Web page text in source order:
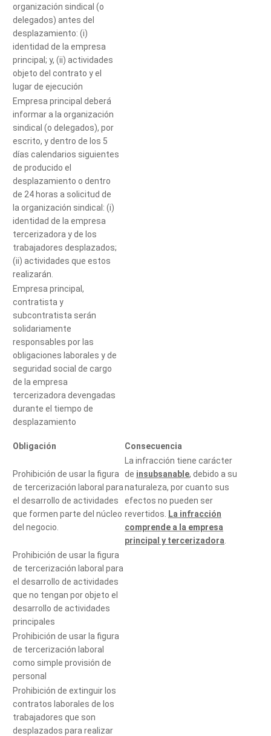
Tell us, how
can we help you?
organización sindical (o
delegados) antes del
desplazamiento: (i)
identidad de la empresa
principal; y, (ii) actividades
objeto del contrato y el
lugar de ejecución
Empresa principal deberá
informar a la organización
sindical (o delegados), por
escrito, y dentro de los 5
días calendarios siguientes
de producido el
desplazamiento o dentro
de 24 horas a solicitud de
la organización sindical: (i)
identidad de la empresa
tercerizadora y de los
trabajadores desplazados;
(ii) actividades que estos
realizarán.
Empresa principal,
contratista y
subcontratista serán
solidariamente
responsables por las
obligaciones laborales y de
seguridad social de cargo
de la empresa
tercerizadora devengadas
durante el tiempo de
desplazamiento
Obligación Consecuencia
Prohibición de usar la figura
de tercerización laboral para
el desarrollo de actividades
que formen parte del núcleo
del negocio.
La infracción tiene carácter
de insubsanable, debido a su
naturaleza, por cuanto sus
efectos no pueden ser
revertidos.
La infracción
comprende a la empresa
principal y tercerizadora
Prohibición de usar la figura
de tercerización laboral para
el desarrollo de actividades
que no tengan por objeto el
desarrollo de actividades
principales
Prohibición de usar la figura
de tercerización laboral
como simple provisión de
personal
Prohibición de extinguir los
contratos laborales de los
trabajadores que son
desplazados para realizar